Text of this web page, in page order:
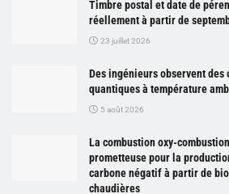
Timbre postal et date de
réellement à partir de
23 juillet 2026
Des ingénieurs observent des
quantiques à température
5 août 2026
La combustion oxy-
prometteuse pour la
carbone négatif à partir de
chaudières